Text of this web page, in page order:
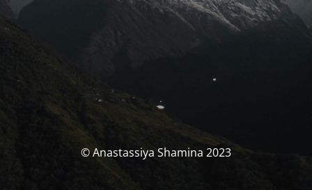
© Anastassiya Shamina 2023